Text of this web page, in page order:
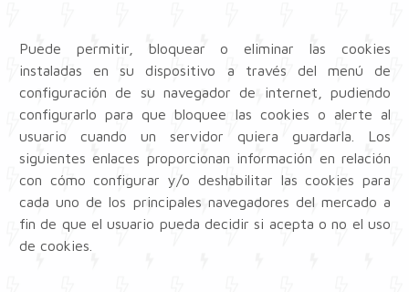
Puede permitir, bloquear o eliminar las cookies
instaladas en su dispositivo a través del menú de
configuración de su navegador de internet, pudiendo
configurarlo para que bloquee las cookies o alerte al
usuario cuando un servidor quiera guardarla. Los
siguientes enlaces proporcionan información en relación
con cómo configurar y/o deshabilitar las cookies para
cada uno de los principales navegadores del mercado a
fin de que el usuario pueda decidir si acepta o no el uso
de cookies.